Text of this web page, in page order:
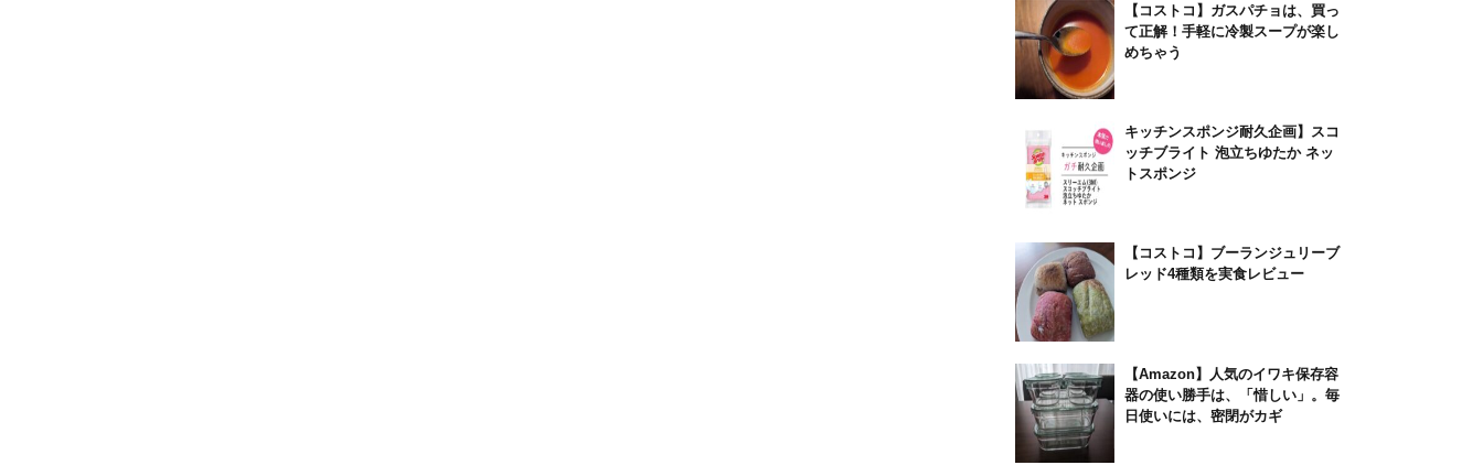
【コストコ】ガスパチョは、買っ
て正解！手軽に冷製スープが楽し
めちゃう
キッチンスポンジ耐久企画】スコ
ッチブライト 泡立ちゆたか ネッ
トスポンジ
【コストコ】ブーランジュリーブ
レッド4種類を実食レビュー
【Amazon】人気のイワキ保存容
器の使い勝手は、「惜しい」。毎
日使いには、密閉がカギ